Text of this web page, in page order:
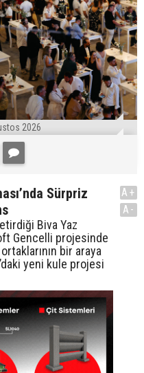
2026
Sürpriz
Biva Yaz
Gencelli projesinde
bir araya
yeni kule projesi
A+
A-